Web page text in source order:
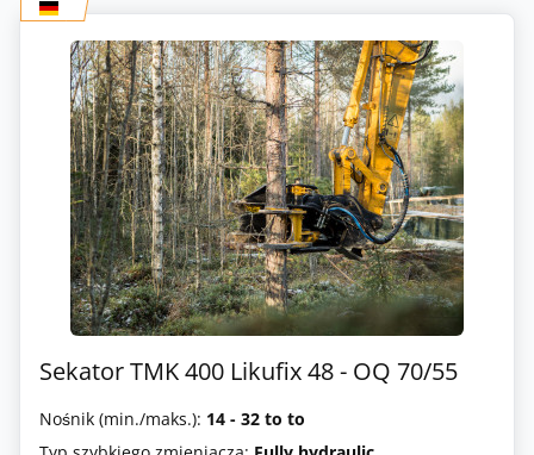
Sekator TMK 400 Likufix 48 - OQ 70/55
Nośnik (min./maks.): 14 - 32 to to